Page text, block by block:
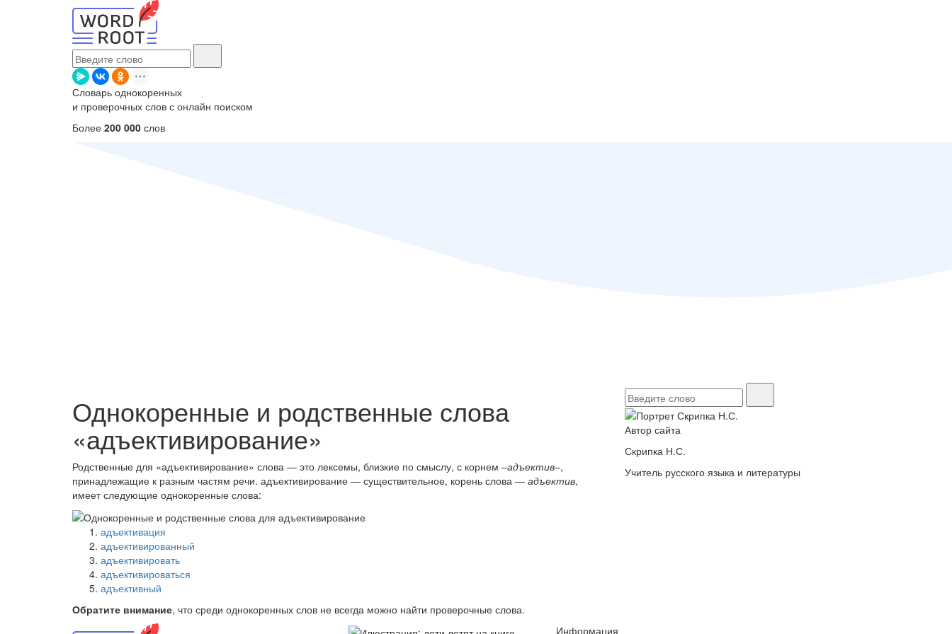
Словарь однокоренных
и проверочных слов с онлайн поиском
Более 200 000 слов
Однокоренные и родственные слова
«адъективирование»
Родственные для «адъективирование» слова — это лексемы, близкие по смыслу, с корнем –адъектив–,
принадлежащие к разным частям речи. адъективирование — существительное, корень слова — адъектив,
имеет следующие однокоренные слова:
адъективация
адъективированный
адъективировать
адъективироваться
адъективный
Обратите внимание, что среди однокоренных слов не всегда можно найти проверочные слова.
Автор сайта
Скрипка Н.С.
Учитель русского языка и литературы
Информация